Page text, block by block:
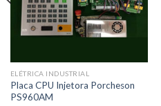
ELÉTRICA INDUSTRIAL
Placa CPU Injetora Porcheson
PS960AM